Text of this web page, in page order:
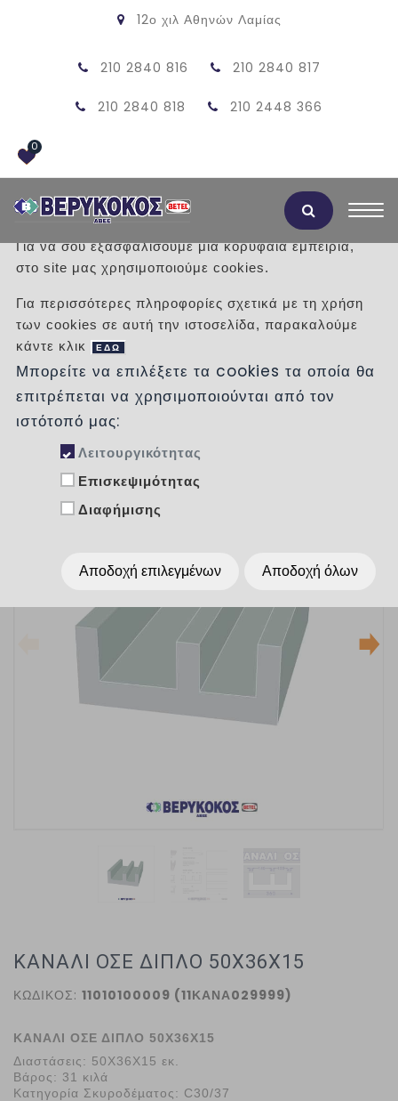
12ο χιλ Αθηνών Λαμίας
210 2840 816 210 2840 817
210 2840 818 210 2448 366
0
/ Προϊόντα /
ΠΡΟΙΟΝΤΑ ΤΣΙΜΕΝΤΟΥ
ΚΑΝΑΛΙΑ
ΚΑΝΑΛΙ ΟΣΕ ΔΙΠΛΟ 50Χ36Χ15
ΚΩΔΙΚΟΣ: 11010100009 (11ΚΑΝΑ029999)
ΚΑΝΑΛΙ ΟΣΕ ΔΙΠΛΟ 50Χ36Χ15
Διαστάσεις: 50Χ36Χ15 εκ.
Βάρος: 31 κιλά
Κατηγορία Σκυροδέµατος: C30/37
Αποδοχή Cookies
Για να σου εξασφαλίσουμε μια κορυφαία εμπειρία,
στο site μας χρησιμοποιούμε cookies.
Για περισσότερες πληροφορίες σχετικά με τη χρήση
των cookies σε αυτή την ιστοσελίδα, παρακαλούμε
κάντε κλικ
ΕΔΩ
Μπορείτε να επιλέξετε τα cookies τα οποία θα
επιτρέπεται να χρησιμοποιούνται από τον
ιστότοπό μας:
Λειτουργικότητας
Επισκεψιμότητας
Διαφήμισης
Αποδοχή επιλεγμένων Αποδοχή όλων